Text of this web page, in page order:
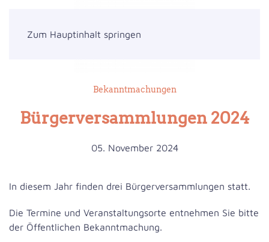
Zum Hauptinhalt springen
Bekanntmachungen
Bürgerversammlungen 2024
05. November 2024
In diesem Jahr finden drei Bürgerversammlungen statt.
Die Termine und Veranstaltungsorte entnehmen Sie bitte
der Öffentlichen Bekanntmachung.